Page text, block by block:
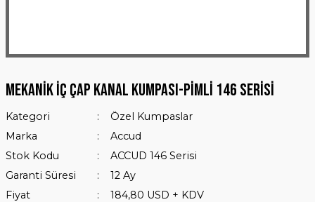
Mekanik İç Çap Kanal Kumpası-Pimli 146 Serisi
Kategori
Özel Kumpaslar
Marka
Accud
Stok Kodu
ACCUD 146 Serisi
Garanti Süresi
12 Ay
Fiyat
184,80 USD + KDV